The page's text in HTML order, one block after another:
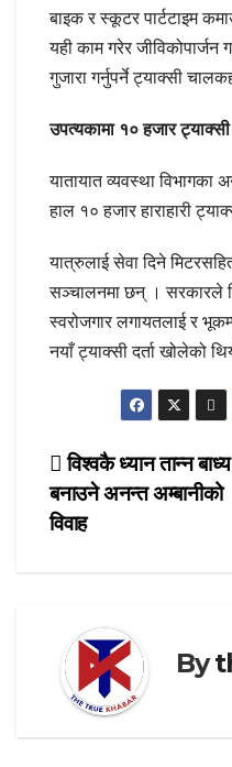
बाइक र स्कूटर पार्टटाइम
यही काम गरेर
गुजारा गर्नुपर्ने ट्याक्सी
उपत्यकामा १० हजार ट्याक्सी
यातायात व्यवस्था विभागका
हाल १० हजार हाराहारी
यात्रुलाई सेवा दिने
सञ्चालनमा छन् । सरकारले
स्वरोजगार लगायतलाई र
नयाँ ट्याक्सी दर्ता खोलेको
Post
navigation
विश्वकै ध्यान तान्न बाध्य
बनाउने अनन्त अम्बानीको
विवाह
By